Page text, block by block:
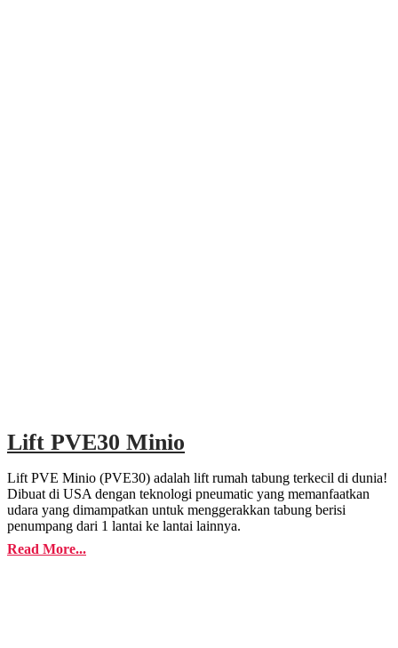
Lift PVE30 Minio
Lift PVE Minio (PVE30) adalah lift rumah tabung terkecil di dunia!
Dibuat di USA dengan teknologi pneumatic yang memanfaatkan
udara yang dimampatkan untuk menggerakkan tabung berisi
penumpang dari 1 lantai ke lantai lainnya.
Read More...